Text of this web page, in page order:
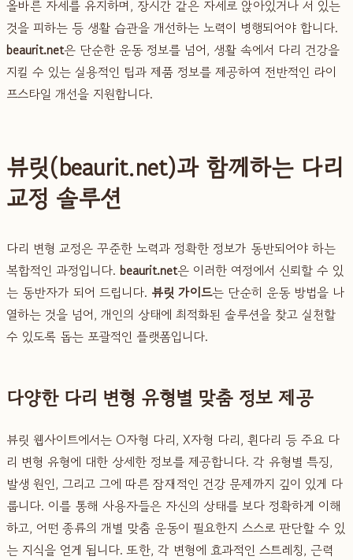
올바른 자세를 유지하며, 장시간 같은 자세로 앉아있거나 서 있는
것을 피하는 등 생활 습관을 개선하는 노력이 병행되어야 합니다.
beaurit.net은 단순한 운동 정보를 넘어, 생활 속에서 다리 건강을
지킬 수 있는 실용적인 팁과 제품 정보를 제공하여 전반적인 라이
프스타일 개선을 지원합니다.
뷰릿(beaurit.net)과 함께하는 다리
교정 솔루션
다리 변형 교정은 꾸준한 노력과 정확한 정보가 동반되어야 하는
복합적인 과정입니다. beaurit.net은 이러한 여정에서 신뢰할 수 있
는 동반자가 되어 드립니다. 뷰릿 가이드는 단순히 운동 방법을 나
열하는 것을 넘어, 개인의 상태에 최적화된 솔루션을 찾고 실천할
수 있도록 돕는 포괄적인 플랫폼입니다.
다양한 다리 변형 유형별 맞춤 정보 제공
뷰릿 웹사이트에서는 O자형 다리, X자형 다리, 휜다리 등 주요 다
리 변형 유형에 대한 상세한 정보를 제공합니다. 각 유형별 특징,
발생 원인, 그리고 그에 따른 잠재적인 건강 문제까지 깊이 있게 다
룹니다. 이를 통해 사용자들은 자신의 상태를 보다 정확하게 이해
하고, 어떤 종류의 개별 맞춤 운동이 필요한지 스스로 판단할 수 있
는 지식을 얻게 됩니다. 또한, 각 변형에 효과적인 스트레칭, 근력